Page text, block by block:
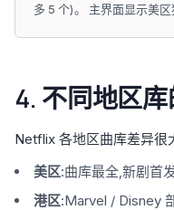
多 5 个)。 主界面显示美区
4. 不同地区
Netflix 各地区曲库差异很
美区:曲库最全,新剧首
港区:Marvel / Disney